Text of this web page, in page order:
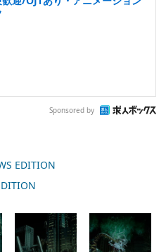
Sponsored by
EDITION